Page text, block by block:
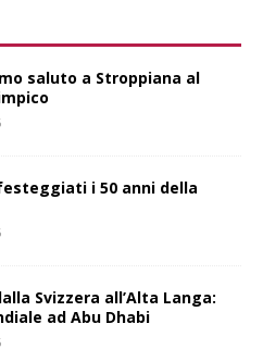
saluto a Stroppiana al
i 50 anni della
Svizzera all’Alta Langa:
ad Abu Dhabi